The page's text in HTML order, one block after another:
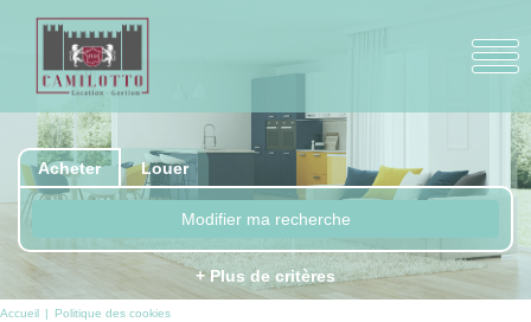
Acheter Louer
Modifier ma recherche
+ Plus de critères
Accueil Politique des cookies